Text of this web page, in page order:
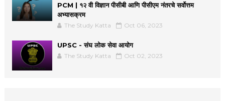
PCM | १२ वी विज्ञान पीसीबी आणि पीसीएम नंतरचे सर्वोत्तम
अभ्यासक्रम
The Study Katta Oct 06, 2023
UPSC - संघ लोक सेवा आयोग
The Study Katta Oct 02, 2023